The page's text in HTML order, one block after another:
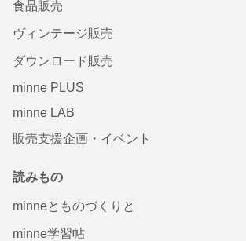
食品販売
ヴィンテージ販売
ダウンロード販売
minne PLUS
minne LAB
販売支援企画・イベント
読みもの
minneとものづくりと
minne学習帖